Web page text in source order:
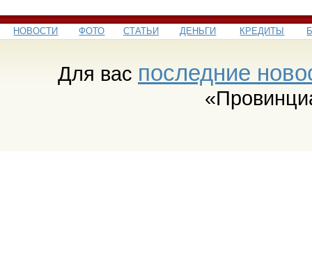
НОВОСТИ ФОТО СТАТЬИ ДЕНЬГИ КРЕДИТЫ
Для вас последние